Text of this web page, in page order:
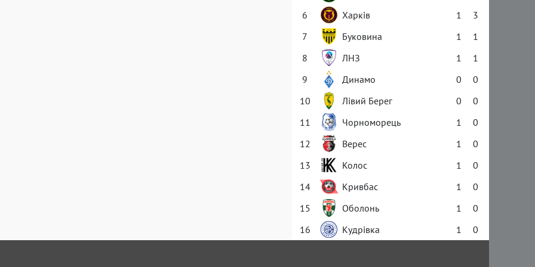
6
Харків 1
3
7
Буковина 1
1
8
ЛНЗ 1
1
9
Динамо 0
0
10
Лівий Берег 0
0
11
Чорноморець 1
0
12
Верес 1
0
13
Колос 1
0
14
Кривбас 1
0
15
Оболонь 1
0
16
Кудрівка 1 0